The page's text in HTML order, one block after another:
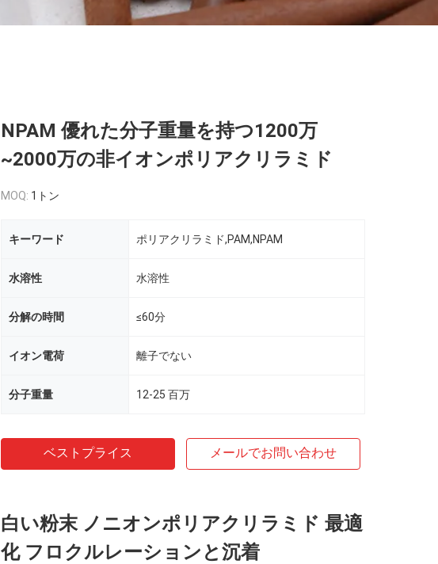
NPAM 優れた分子重量を持つ1200万
~2000万の非イオンポリアクリラミド
MOQ: 1トン
キーワード ポリアクリラミド,PAM,NPAM
水溶性 水溶性
分解の時間 ≤60分
イオン電荷 離子でない
分子重量 12-25 百万
ベストプライス メールでお問い合わせ
白い粉末 ノニオンポリアクリラミド 最適
化 フロクルレーションと沉着